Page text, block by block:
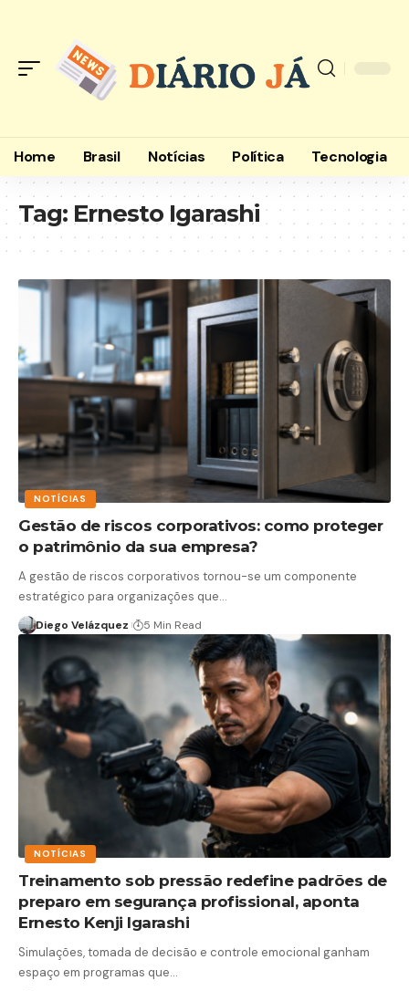
Home Brasil Notícias Política Tecnologia
Tag: Ernesto Igarashi
NOTÍCIAS
Gestão de riscos corporativos: como proteger
o patrimônio da sua empresa?
A gestão de riscos corporativos tornou-se um componente
estratégico para organizações que…
Diego Velázquez 5 Min Read
NOTÍCIAS
Treinamento sob pressão redefine padrões de
preparo em segurança profissional, aponta
Ernesto Kenji Igarashi
Simulações, tomada de decisão e controle emocional ganham
espaço em programas que…